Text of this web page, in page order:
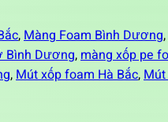
, Màng Foam Bình Dương,
Bình Dương, màng xốp pe
, Mút xốp foam Hà Bắc, Mút